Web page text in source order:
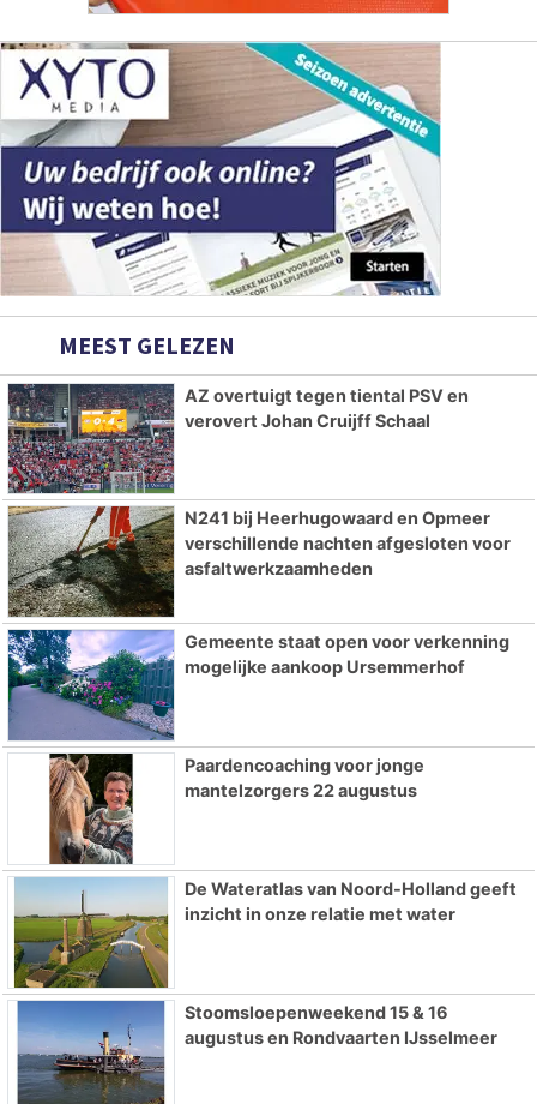
MEEST GELEZEN
AZ overtuigt tegen tiental PSV en
verovert Johan Cruijff Schaal
N241 bij Heerhugowaard en Opmeer
verschillende nachten afgesloten voor
asfaltwerkzaamheden
Gemeente staat open voor verkenning
mogelijke aankoop Ursemmerhof
Paardencoaching voor jonge
mantelzorgers 22 augustus
De Wateratlas van Noord-Holland geeft
inzicht in onze relatie met water
Stoomsloepenweekend 15 & 16
augustus en Rondvaarten IJsselmeer